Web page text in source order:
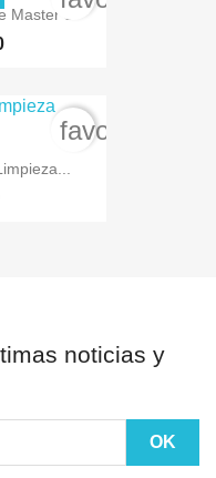
Master 5*
noticias y